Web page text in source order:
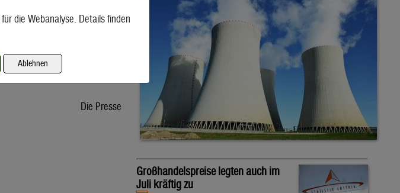
zur Atomkraft. Der Senat
Sommerpause einem Gesetz
bis zur Inbetriebnahme eines
noch lang. Doch viele
Die Presse
Großhandelspreise legten auch im
Juli kräftig zu
die Webanalyse. Details finden
Ablehnen